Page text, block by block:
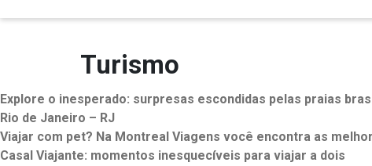
Turismo
Explore o inesperado: surpresas escondidas pelas praias
Rio de Janeiro – RJ
Viajar com pet? Na Montreal Viagens você encontra as
Casal Viajante: momentos inesquecíveis para viajar a dois